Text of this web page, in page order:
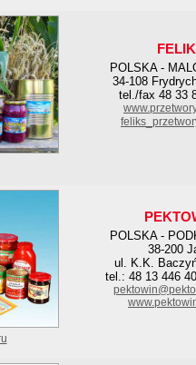
POLSKA -
34-108
tel./fax 48 33
POLSKA -
38-200
ul. K.K.
tel.: 48 13 446